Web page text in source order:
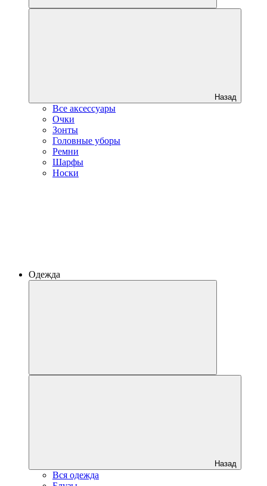
Назад
Все аксессуары
Очки
Зонты
Головные уборы
Ремни
Шарфы
Носки
Одежда
Назад
Вся одежда